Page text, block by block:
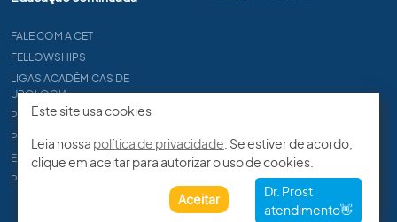
FALE COM A CET
FELLOWSHIPS
LIGAS ACADÊMICAS DE
UROLOGIA
PAPER
PROCET
EDITAIS
PROGRAMA DE RESIDÊNCIA
Este site usa cookies
Leia nossa política de privacidade . Se estiver de acordo,
clique em aceitar para autorizar o uso de cookies.
Aceitar